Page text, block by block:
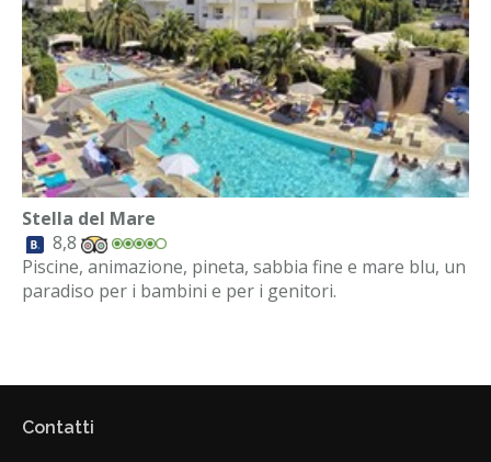
Stella del Mare
8,8
Piscine, animazione, pineta, sabbia fine e mare blu, un
paradiso per i bambini e per i genitori.
Contatti